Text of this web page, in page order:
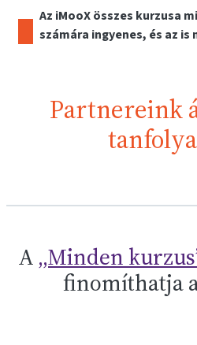
Az iMooX összes kurzusa
számára ingyenes, és az is
Partnereink
A „Minden
finomíthatja